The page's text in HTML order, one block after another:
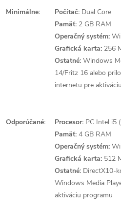
Minimálne: Počítač: Dual Core
Pamäť: 2 GB RAM
Operačný systém:
Grafická karta: 256
Ostatné: Windows
14/Fritz 16 alebo
internetu pre
Odporúčané: Procesor: PC Intel i5
Pamäť: 4 GB RAM
Operačný systém:
Grafická karta: 512
Ostatné: DirectX10-
Windows Media
aktiváciu programu